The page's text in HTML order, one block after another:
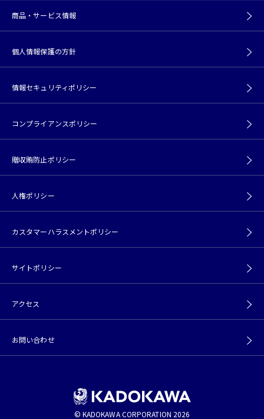
商品・サービス情報
個人情報保護の方針
情報セキュリティポリシー
コンプライアンスポリシー
贈収賄防止ポリシー
人権ポリシー
カスタマーハラスメントポリシー
サイトポリシー
アクセス
お問い合わせ
© KADOKAWA CORPORATION 2026